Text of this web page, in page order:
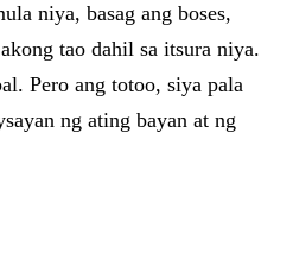
niya, basag ang boses,
tao dahil sa itsura niya.
Pero ang totoo, siya pala
ng ating bayan at ng